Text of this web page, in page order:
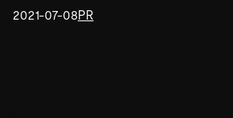
ています。
学習コンテンツ
2021-07-08PR